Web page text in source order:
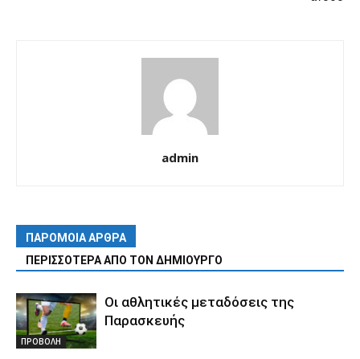
admin
ΠΑΡΟΜΟΙΑ ΑΡΘΡΑ
ΠΕΡΙΣΣΟΤΕΡΑ ΑΠΟ ΤΟΝ ΔΗΜΙΟΥΡΓΟ
ΠΡΟΒΟΛΗ
Οι αθλητικές μεταδόσεις της
Παρασκευής